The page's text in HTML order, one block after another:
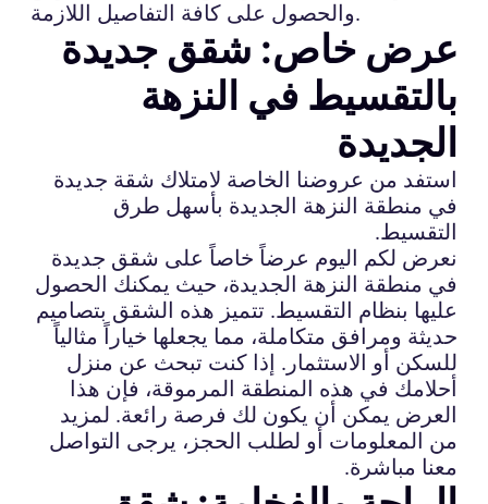
والحصول على كافة التفاصيل اللازمة.
عرض خاص: شقق جديدة
بالتقسيط في النزهة
الجديدة
استفد من عروضنا الخاصة لامتلاك شقة جديدة
في منطقة النزهة الجديدة بأسهل طرق
التقسيط.
نعرض لكم اليوم عرضاً خاصاً على شقق جديدة
في منطقة النزهة الجديدة، حيث يمكنك الحصول
عليها بنظام التقسيط. تتميز هذه الشقق بتصاميم
حديثة ومرافق متكاملة، مما يجعلها خياراً مثالياً
للسكن أو الاستثمار. إذا كنت تبحث عن منزل
أحلامك في هذه المنطقة المرموقة، فإن هذا
العرض يمكن أن يكون لك فرصة رائعة. لمزيد
من المعلومات أو لطلب الحجز، يرجى التواصل
معنا مباشرة.